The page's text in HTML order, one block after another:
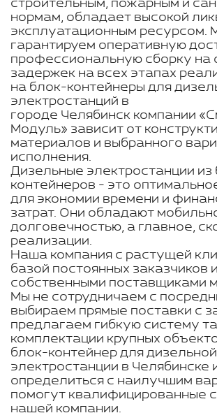
строительным, пожарным и
нормам, обладает высокой
эксплуатационным ресурсом.
гарантируем оперативную
профессиональную сборку на
задержек на всех этапах
на блок-контейнеры для
электростанций в
городе Челябинск компании
Модуль» зависит от
материалов и выбранного
исполнения.
Дизельные электростанции из
контейнеров - это
для экономии времени и
затрат. Они обладают
долговечностью, а главное,
реализации.
Наша компания с растущей
базой постоянных заказчиков
собственными поставщиками
Мы не сотрудничаем с
выбираем прямые поставки с
предлагаем гибкую систему
комплектации крупных
блок-контейнер для дизельной
электростанции в Челябинске
определиться с наилучшим
помогут квалифицированные
нашей компании.